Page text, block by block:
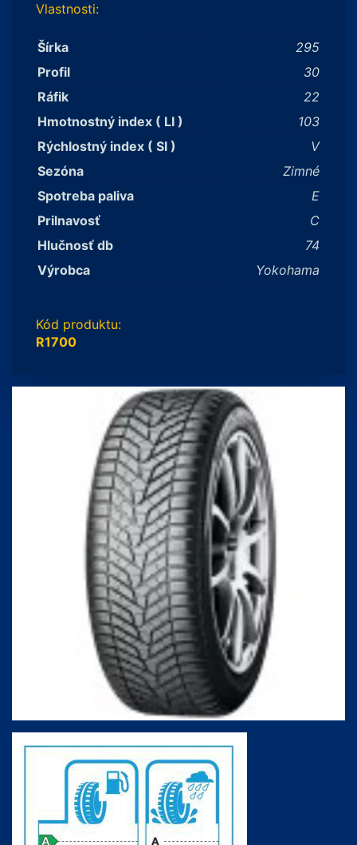
Vlastnosti:
Šírka
295
Profil
30
Ráfik
22
Hmotnostný index ( LI )
103
Rýchlostný index ( SI )
V
Sezóna
Zimné
Spotreba paliva
E
Prilnavosť
C
Hlučnosť db
74
Výrobca
Yokohama
Kód produktu:
R1700